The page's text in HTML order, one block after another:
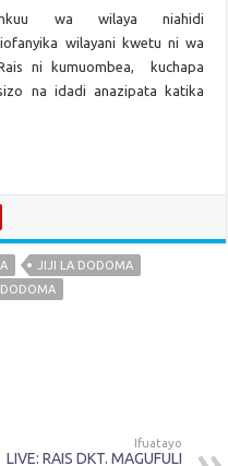
wa wilaya niahidi
wilayani kwetu ni wa
ni kumuombea, kuchapa
na idadi anazipata katika
JIJI LA DODOMA
Ifuatayo
LIVE: RAIS DKT. MAGUFULI